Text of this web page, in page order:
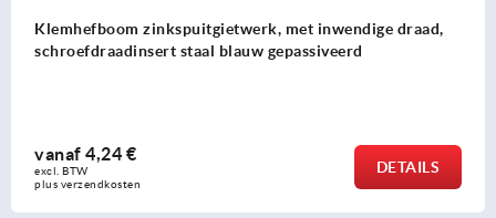
zinkspuitgietwerk, met inwendige draad,
staal blauw gepassiveerd
excl. BTW
plus